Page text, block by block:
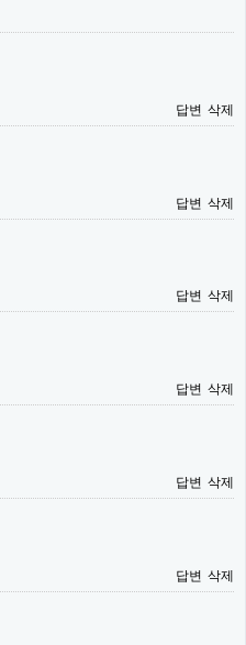
답변 삭제
답변 삭제
답변 삭제
답변 삭제
답변 삭제
답변 삭제